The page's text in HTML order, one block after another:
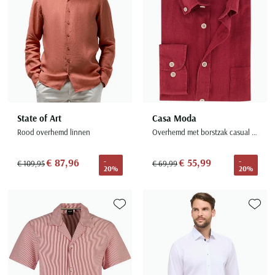
State of Art
Rood overhemd linnen
€ 109,95€ 87,96
-
20%
Casa Moda
Overhemd met borstzak casual fit rood met witte knopen button-down collar
€ 69,99€ 55,99
-
20%
Toevoegen aan favorieten